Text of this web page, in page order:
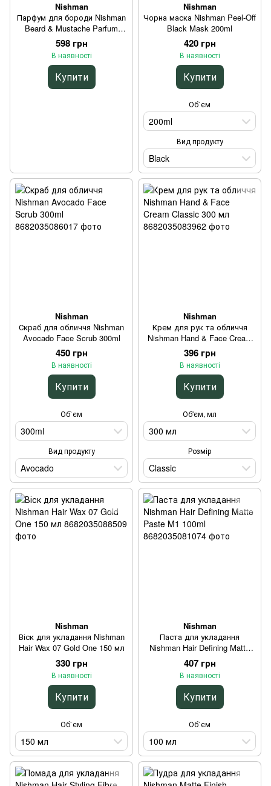
Nishman
Парфум для бороди Nishman
Beard & Mustache Parfum
Adonis 75ml
598 грн
В наявності
Купити
Nishman
Чорна маска Nishman Peel-Off
Black Mask 200ml
420 грн
В наявності
Купити
Об`єм
200ml
Вид продукту
Black
Nishman
Скраб для обличчя Nishman
Avocado Face Scrub 300ml
450 грн
В наявності
Купити
Об`єм
300ml
Вид продукту
Avocado
Nishman
Крем для рук та обличчя
Nishman Hand & Face Cream
Classic 300 мл
396 грн
В наявності
Купити
Об'єм, мл
300 мл
Розмір
Classic
Nishman
Віск для укладання Nishman
Hair Wax 07 Gold One 150 мл
330 грн
В наявності
Купити
Об`єм
150 мл
Nishman
Паста для укладання
Nishman Hair Defining Matte
Paste M1 100ml
407 грн
В наявності
Купити
Об`єм
100 мл